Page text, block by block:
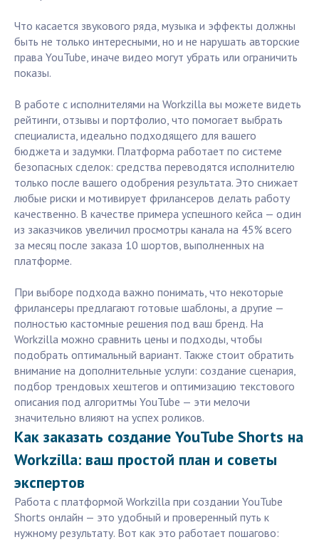
Что касается звукового ряда, музыка и эффекты должны
быть не только интересными, но и не нарушать авторские
права YouTube, иначе видео могут убрать или ограничить
показы.
В работе с исполнителями на Workzilla вы можете видеть
рейтинги, отзывы и портфолио, что помогает выбрать
специалиста, идеально подходящего для вашего
бюджета и задумки. Платформа работает по системе
безопасных сделок: средства переводятся исполнителю
только после вашего одобрения результата. Это снижает
любые риски и мотивирует фрилансеров делать работу
качественно. В качестве примера успешного кейса — один
из заказчиков увеличил просмотры канала на 45% всего
за месяц после заказа 10 шортов, выполненных на
платформе.
При выборе подхода важно понимать, что некоторые
фрилансеры предлагают готовые шаблоны, а другие —
полностью кастомные решения под ваш бренд. На
Workzilla можно сравнить цены и подходы, чтобы
подобрать оптимальный вариант. Также стоит обратить
внимание на дополнительные услуги: создание сценария,
подбор трендовых хештегов и оптимизацию текстового
описания под алгоритмы YouTube — эти мелочи
значительно влияют на успех роликов.
Как заказать создание YouTube Shorts на
Workzilla: ваш простой план и советы
экспертов
Работа с платформой Workzilla при создании YouTube
Shorts онлайн — это удобный и проверенный путь к
нужному результату. Вот как это работает пошагово: